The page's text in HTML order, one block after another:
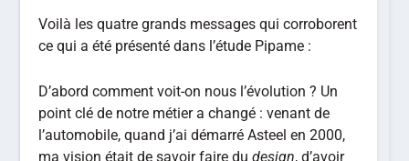
Voilà les quatre grands messages qui corroborent
ce qui a été présenté dans l’étude Pipame :
D’abord comment voit-on nous l’évolution ? Un
point clé de notre métier a changé : venant de
l’automobile, quand j’ai démarré Asteel en 2000,
ma vision était de savoir faire dudesign, d’avoir